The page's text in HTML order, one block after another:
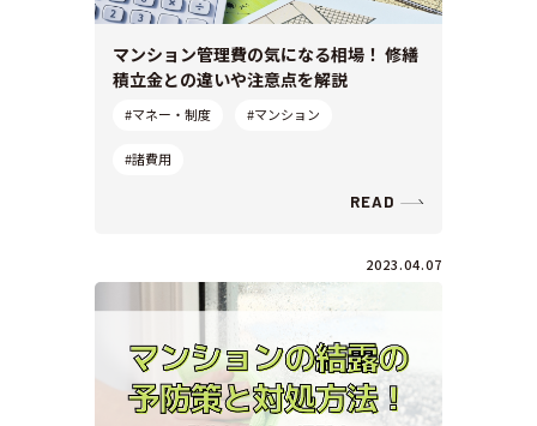
マンション管理費の気になる相場！ 修繕
積立金との違いや注意点を解説
#マネー・制度 #マンション
#諸費用
READ
2023.04.07